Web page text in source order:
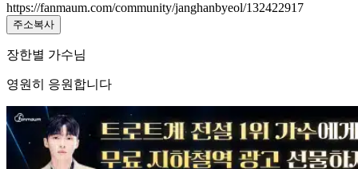
https://fanmaum.com/community/janghanbyeol/132422917
주소복사
장한별 가수님
영원히 응원합니다